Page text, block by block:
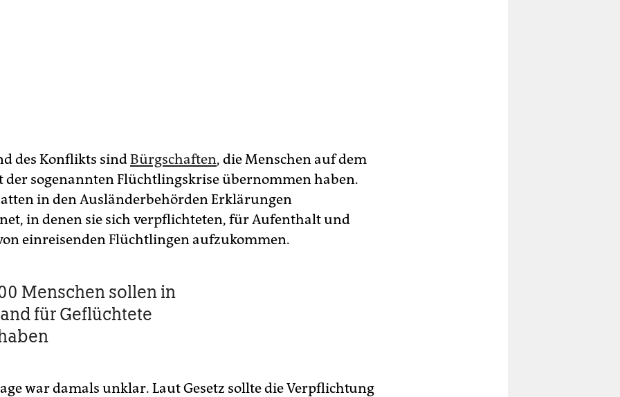
des Konflikts sindBürgschaften, die Menschen auf dem
der sogenannten Flüchtlingskrise übernommen haben.
in den Ausländerbehörden Erklärungen
in denen sie sich verpflichteten, für Aufenthalt und
einreisenden Flüchtlingen aufzukommen.
Menschen sollen in
für Geflüchtete
war damals unklar. Laut Gesetz sollte die Verpflichtung